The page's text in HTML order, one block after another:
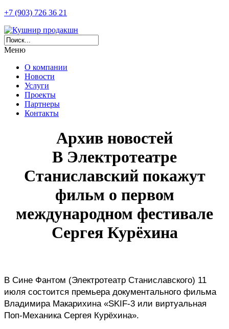
+7 (903) 726 36 21
Меню
О компании
Новости
Услуги
Проекты
Партнеры
Контакты
Архив новостей
В Электротеатре
Станиславский покажут
фильм о первом
международном фестивале
Сергея Курёхина
В Сине Фантом (Электротеатр Станиславского) 11
июля состоится премьера документального фильма
Владимира Макарихина «SKIF-3 или виртуальная
Поп-Механика Сергея Курёхина».